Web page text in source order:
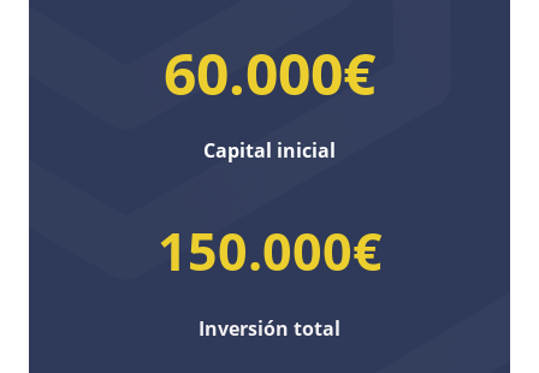
60.000€
Capital inicial
150.000€
Inversión total